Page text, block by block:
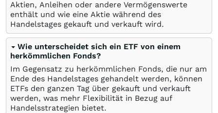
Aktien, Anleihen oder andere Vermögenswerte
enthält und wie eine Aktie während des
Handelstages gekauft und verkauft wird.
Wie unterscheidet sich ein ETF von einem
herkömmlichen Fonds?
Im Gegensatz zu herkömmlichen Fonds, die nur am
Ende des Handelstages gehandelt werden, können
ETFs den ganzen Tag über gekauft und verkauft
werden, was mehr Flexibilität in Bezug auf
Handelsstrategien bietet.